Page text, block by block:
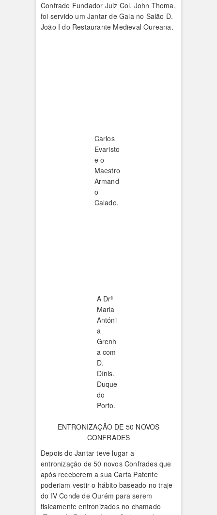
Confrade Fundador Juiz Col. John Thoma,
foi servido um Jantar de Gala no Salão D.
João I do Restaurante Medieval Oureana.
Carlos
Evaristo
e o
Maestro
Armand
o
Calado.
A Drª
Maria
Antóni
a
Grenh
a com
D.
Dínis,
Duque
do
Porto.
ENTRONIZAÇÃO DE 50 NOVOS
CONFRADES
Depois do Jantar teve lugar a
entronização de 50 novos Confrades que
após receberem a sua Carta Patente
poderiam vestir o hábito baseado no traje
do IV Conde de Ourém para serem
fisicamente entronizados no chamado